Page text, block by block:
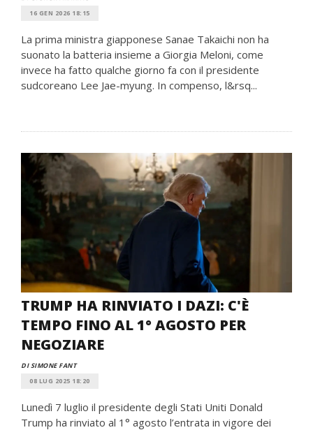
16 GEN 2026 18:15
La prima ministra giapponese Sanae Takaichi non ha
suonato la batteria insieme a Giorgia Meloni, come
invece ha fatto qualche giorno fa con il presidente
sudcoreano Lee Jae-myung. In compenso, l&rsq...
TRUMP HA RINVIATO I DAZI: C'È
TEMPO FINO AL 1° AGOSTO PER
NEGOZIARE
DI SIMONE FANT
08 LUG 2025 18:20
Lunedì 7 luglio il presidente degli Stati Uniti Donald
Trump ha rinviato al 1° agosto l’entrata in vigore dei